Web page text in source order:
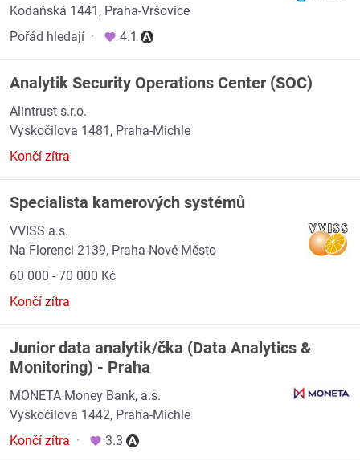
Kodaňská 1441, Praha-Vršovice
Pořád hledají · 4.1
Analytik Security Operations Center (SOC)
Alintrust s.r.o.
Vyskočilova 1481, Praha-Michle
Končí zítra
Specialista kamerových systémů
VVISS a.s.
Na Florenci 2139, Praha-Nové Město
60 000 - 70 000 Kč
Končí zítra
Junior data analytik/čka (Data Analytics &
Monitoring) - Praha
MONETA Money Bank, a.s.
Vyskočilova 1442, Praha-Michle
Končí zítra · 3.3